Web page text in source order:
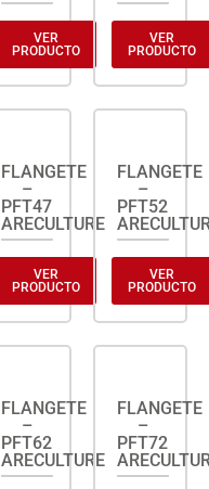
VER
PRODUCTO
VER
PRODUCTO
FLANGETE
–
PFT47
ARECULTURE
VER
PRODUCTO
FLANGETE
–
PFT52
VER
PRODUCTO
FLANGETE
–
PFT62
ARECULTURE
FLANGETE
–
PFT72